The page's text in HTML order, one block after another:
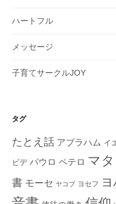
ハートフル
メッセージ
子育てサークルJOY
タグ
たとえ話 アブラハム イ
ビデ パウロ ペテロ マ
書 モーセ ヤコブ ヨセフ